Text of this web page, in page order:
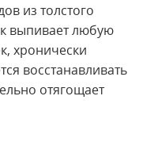
из толстого
выпивает любую
хронически
восстанавливать
отягощает